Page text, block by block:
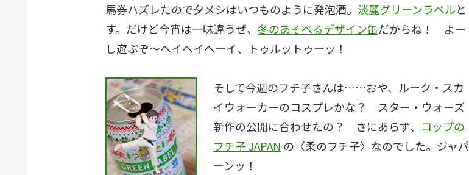
馬券ハズレたので夕メシはいつものように発泡酒。 淡麗グリーンラベルと
す。だけど今宵は一味違うぜ、 冬のあそべるデザイン缶だからね！ よー
し遊ぶぞ～ヘイヘイヘーイ、トゥルットゥーッ！
そして今週のフチ子さんは……おや、ルーク・スカ
イウォーカーのコスプレかな？ スター・ウォーズ
新作の公開に合わせたの？ さにあらず、
コップの
フチ子 JAPAN の〈柔のフチ子〉なのでした。ジャパ
ーンッ！